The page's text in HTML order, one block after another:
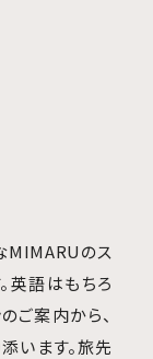
MIMARUのス
英語はもちろ
ご案内から、
います。旅先